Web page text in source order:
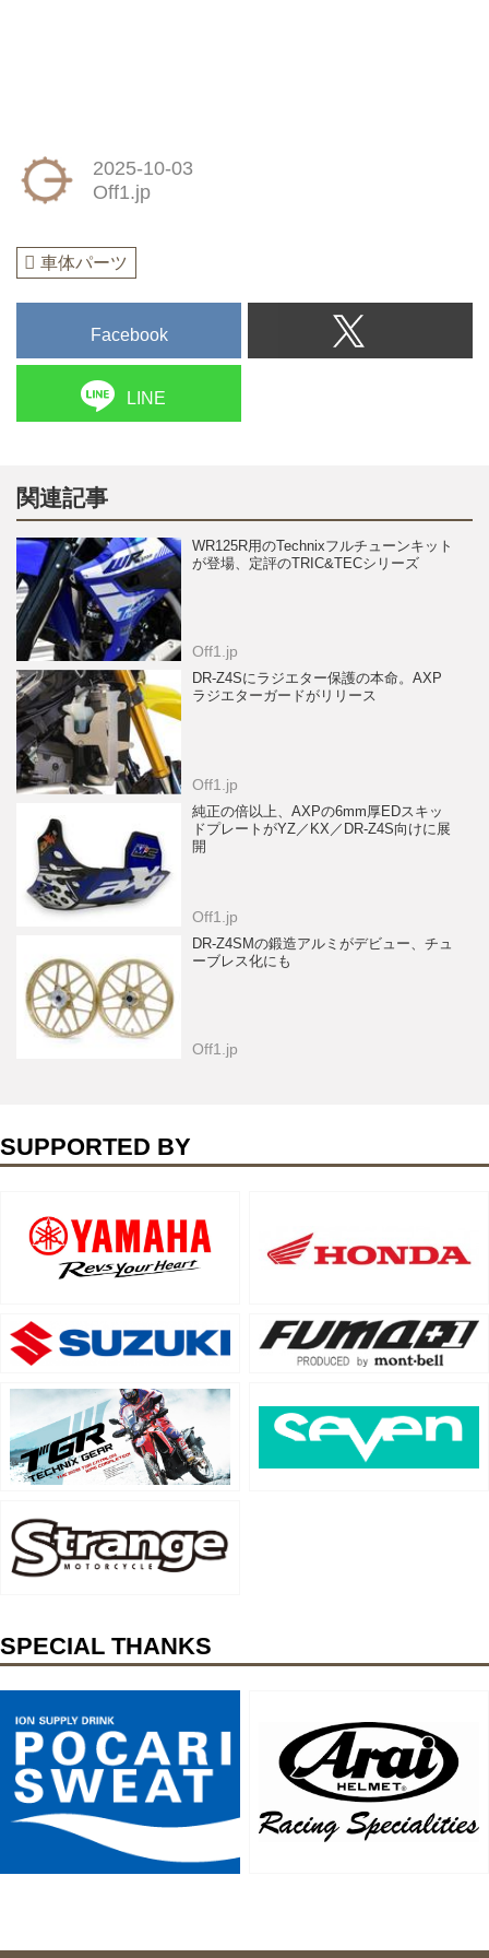
2025-10-03
Off1.jp
車体パーツ
Facebook
LINE
関連記事
WR125R用のTechnixフルチューンキット
が登場、定評のTRIC&TECシリーズ
Off1.jp
DR-Z4Sにラジエター保護の本命。AXP
ラジエターガードがリリース
Off1.jp
純正の倍以上、AXPの6mm厚EDスキッ
ドプレートがYZ／KX／DR-Z4S向けに展
開
Off1.jp
DR-Z4SMの鍛造アルミがデビュー、チュ
ーブレス化にも
Off1.jp
SUPPORTED BY
SPECIAL THANKS